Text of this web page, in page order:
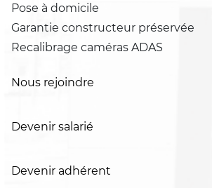
Pose à domicile
Garantie constructeur préservée
Recalibrage caméras ADAS
Nous rejoindre
Devenir salarié
Devenir adhérent